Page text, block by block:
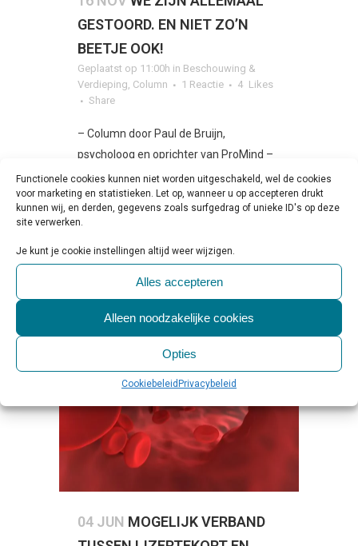
Functionele cookies kunnen niet worden uitgeschakeld, wel de cookies
voor marketing en statistieken. Let op, wanneer u op accepteren drukt
kunnen wij, en derden, gegevens zoals surfgedrag of unieke ID's op deze
site verwerken.
Je kunt je cookie instellingen altijd weer wijzigen.
Alles accepteren
Alleen noodzakelijke cookies
Opties
Cookiebeleid Privacybeleid
GESTOORD. EN NIET ZO’N
BEETJE OOK!
Geplaatst op 11:00h in Beschouwing &
Verdieping Column 1 Reactie 4 Likes
Share
– Column door Paul de Bruijn,
psycholoog en oprichter van ProMind –
Nog even een keertje over de DSM-5.
Zoals ik al eerder heb geconstateerd,
kan iemand...
LEES MEER
04 JUN MOGELIJK VERBAND